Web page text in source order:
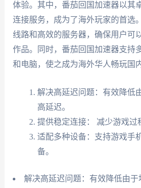
体验。其中，番茄回国加速器以其
连接服务，成为了海外玩家的首选
线路和高效的服务器，确保用户可
作品。同时，番茄回国加速器支持
和电脑，使之成为海外华人畅玩国
解决高延迟问题：有效降低
高延迟。
提供稳定连接： 减少游戏过
适配多种设备：支持游戏手
备。
解决高延迟问题：有效降低由